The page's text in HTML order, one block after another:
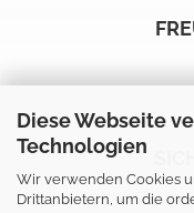
Diese Webseite
Technologien
Wir verwenden Cookies
Drittanbietern, um die